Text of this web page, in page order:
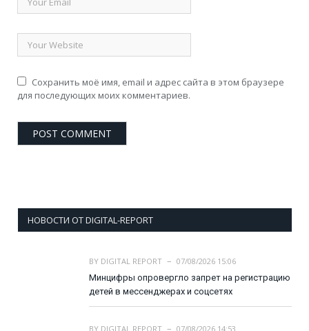
Сохранить моё имя, email и адрес сайта в этом браузере
для последующих моих комментариев.
НОВОСТИ ОТ DIGITAL-REPORT
BY DIGITAL REPORT
07/08/2026 15:06
Минцифры опровергло запрет на регистрацию
детей в мессенджерах и соцсетях
BY DIGITAL REPORT 07/08/2026 14:53